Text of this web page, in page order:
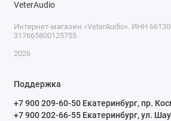
Интернет-магазин «VeterAudio». ИНН
317665800125755
2026
Поддержка
+7 900 209-60-50 Екатеринбург, пр.
+7 900 202-66-55 Екатеринбург, ул.